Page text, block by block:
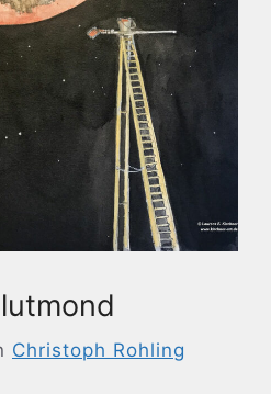
Christoph Rohling